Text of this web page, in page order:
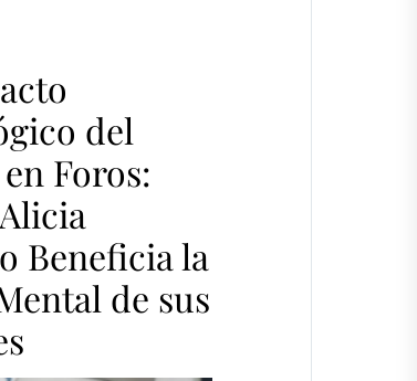
del
Foros:
Beneficia la
de sus